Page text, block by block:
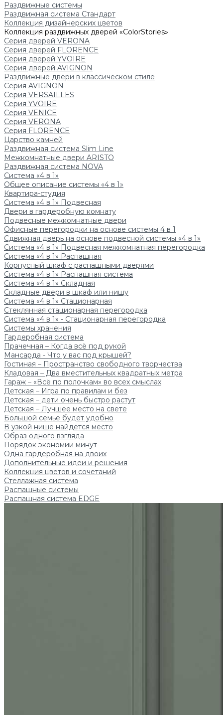
Раздвижные системы
Раздвижная система Стандарт
Коллекция дизайнерских цветов
Коллекция раздвижных дверей «ColorStories»
Серия дверей VERONA
Серия дверей FLORENCE
Серия дверей YVOIRE
Серия дверей AVIGNON
Раздвижные двери в классическом стиле
Серия AVIGNON
Серия VERSAILLES
Серия YVOIRE
Серия VENICE
Серия VERONA
Серия FLORENCE
Царство камней
Раздвижная система Slim Line
Межкомнатные двери ARISTO
Раздвижная система NOVA
Система «4 в 1»
Общее описание системы «4 в 1»
Квартира-студия
Система «4 в 1» Подвесная
Двери в гардеробную комнату
Подвесные межкомнатные двери
Офисные перегородки на основе системы 4 в 1
Сдвижная дверь на основе подвесной системы «4 в 1»
Система «4 в 1» Подвесная межкомнатная перегородка
Система «4 в 1» Распашная
Корпусный шкаф с распашными дверями
Система «4 в 1» Распашная система
Система «4 в 1» Складная
Складные двери в шкаф или нишу
Система «4 в 1» Стационарная
Стеклянная стационарная перегородка
Система «4 в 1» - Стационарная перегородка
Системы хранения
Гардеробная система
Прачечная – Когда всё под рукой
Мансарда - Что у вас под крышей?
Гостиная – Пространство свободного творчества
Кладовая – Два вместительных квадратных метра
Гараж – «Всё по полочкам» во всех смыслах
Детская – Игра по правилам и без
Детская – дети очень быстро растут
Детская – Лучшее место на свете
Большой семье будет удобно
В узкой нише найдется место
Образ одного взгляда
Порядок экономии минут
Одна гардеробная на двоих
Дополнительные идеи и решения
Коллекция цветов и сочетаний
Стеллажная система
Распашные системы
Распашная система EDGE